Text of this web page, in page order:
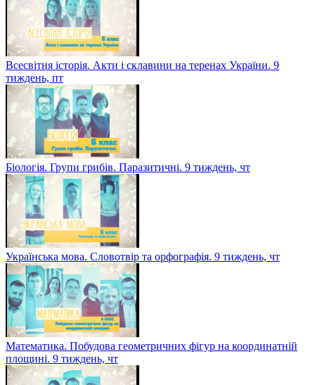
Всесвітня історія. Акти і склавини на теренах України. 9
тиждень, пт
Біологія. Групи грибів. Паразитичні. 9 тиждень, чт
Українська мова. Словотвір та орфографія. 9 тиждень, чт
Математика. Побудова геометричних фігур на координатній
площині. 9 тиждень, чт